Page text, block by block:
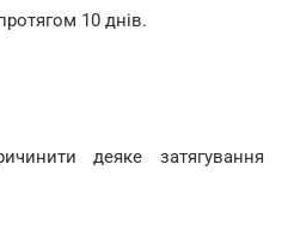
10 днів.
деяке затягування